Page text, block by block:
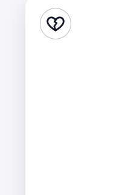
Стендап